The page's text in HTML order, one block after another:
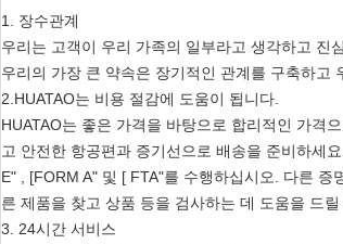
1. 장수관계
우리는 고객이 우리 가족의 일부라고 생각하고 진
우리의 가장 큰 약속은 장기적인 관계를 구축하고
2.HUATAO는 비용 절감에 도움이 됩니다.
HUATAO는 좋은 가격을 바탕으로 합리적인 가격
고 안전한 항공편과 증기선으로 배송을 준비하세
E" , [FORM A" 및 [ FTA"를 수행하십시오. 다른
른 제품을 찾고 상품 등을 검사하는 데 도움을 드
3. 24시간 서비스